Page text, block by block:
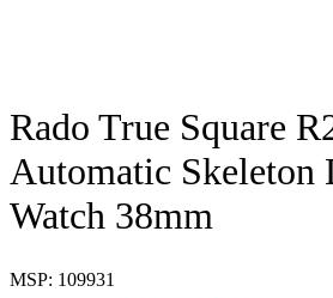
Rado True Square
Automatic Skeleton
Watch 38mm
MSP: 109931